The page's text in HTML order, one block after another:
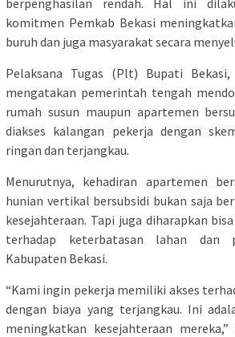
berpenghasilan rendah. Hal ini
komitmen Pemkab Bekasi
buruh dan juga masyarakat secara
Pelaksana Tugas (Plt) Bupati
mengatakan pemerintah tengah
rumah susun maupun apartemen
diakses kalangan pekerja dengan
ringan dan terjangkau.
Menurutnya, kehadiran apartemen
hunian vertikal bersubsidi bukan saja
kesejahteraan. Tapi juga diharapkan
terhadap keterbatasan lahan dan
Kabupaten Bekasi.
“Kami ingin pekerja memiliki akses
dengan biaya yang terjangkau. Ini
meningkatkan kesejahteraan